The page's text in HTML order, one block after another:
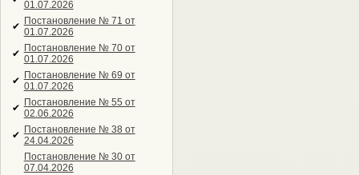
01.07.2026
✔ Постановление № 71 от
01.07.2026
✔ Постановление № 70 от
01.07.2026
✔ Постановление № 69 от
01.07.2026
✔ Постановление № 55 от
02.06.2026
✔ Постановление № 38 от
24.04.2026
Постановление № 30 от
07.04.2026